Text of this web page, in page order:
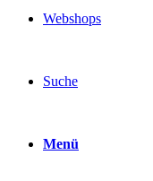
Webshops
Suche
Menü